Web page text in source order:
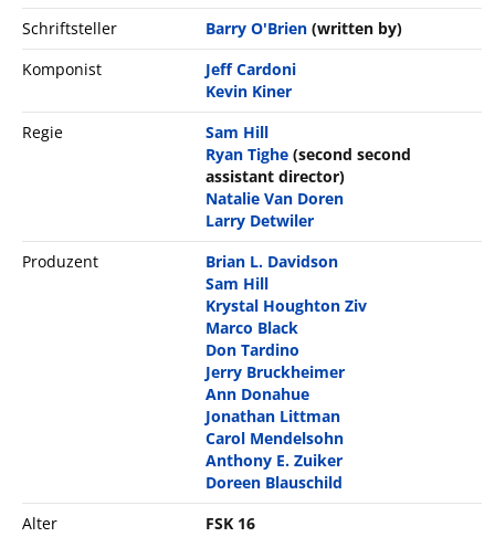
Schriftsteller
Barry O'Brien (written by)
Komponist
Jeff Cardoni
Kevin Kiner
Regie
Sam Hill
Ryan Tighe (second second
assistant director)
Natalie Van Doren
Larry Detwiler
Produzent
Brian L. Davidson
Sam Hill
Krystal Houghton Ziv
Marco Black
Don Tardino
Jerry Bruckheimer
Ann Donahue
Jonathan Littman
Carol Mendelsohn
Anthony E. Zuiker
Doreen Blauschild
Alter
FSK 16